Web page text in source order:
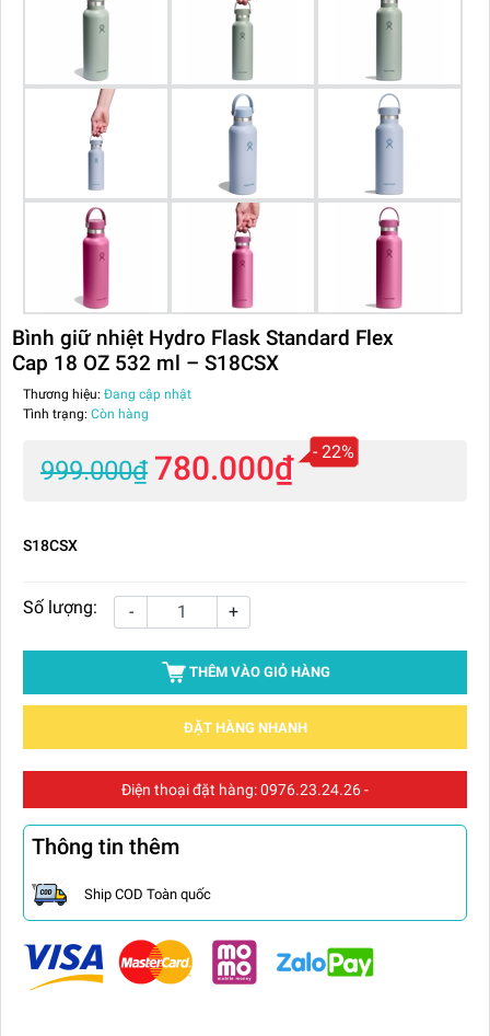
Bình giữ nhiệt Hydro Flask Standard Flex
Cap 18 OZ 532 ml – S18CSX
Thương hiệu: Đang cập nhật
Tình trạng: Còn hàng
999.000₫ 780.000₫ - 22%
S18CSX
Số lượng: - +
THÊM VÀO GIỎ HÀNG
ĐẶT HÀNG NHANH
Điện thoại đặt hàng:0976.23.24.26-
Thông tin thêm
Ship COD Toàn quốc